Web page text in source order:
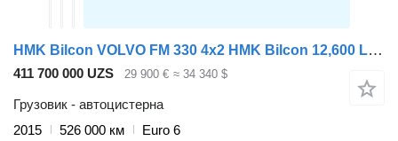
HMK Bilcon VOLVO FM 330 4x2 HMK Bilcon 12,600 L ADR Tanktruck
411 700 000 UZS 29 900 € ≈ 34 340 $
Грузовик - автоцистерна
2015
526 000 км
Euro 6